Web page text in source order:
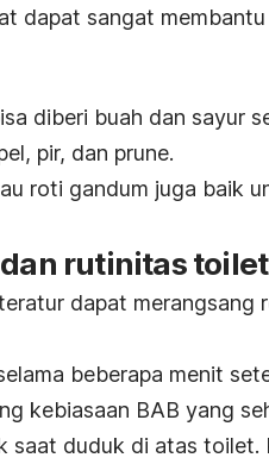
dapat sangat
diberi buah dan sayur
pir, dan prune.
roti gandum juga baik
rutinitas toilet
dapat merangsang
beberapa menit
kebiasaan BAB yang
saat duduk di atas toilet.